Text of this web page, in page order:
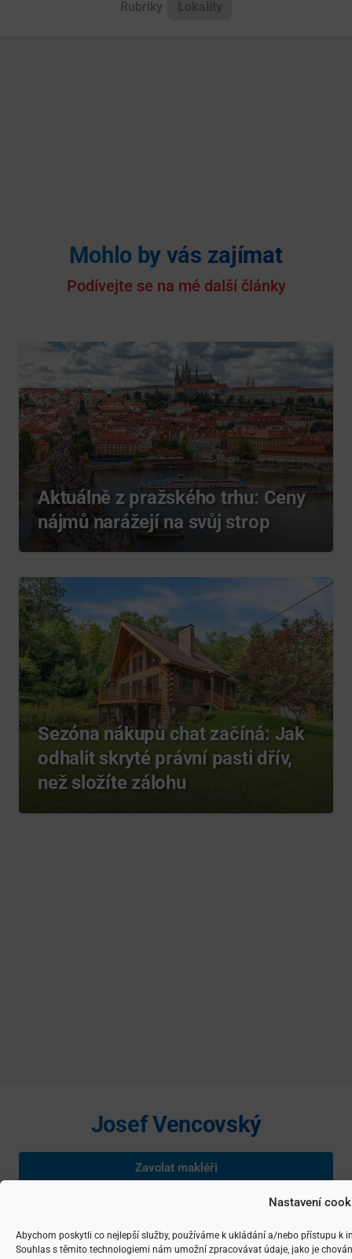
Nastavení
Abychom poskytli co nejlepší služby, používáme k ukládání a/nebo přístupu k
Souhlas s těmito technologiemi nám umožní zpracovávat údaje, jako je
Rubriky
Mohlo by vás zajímat
Podívejte se na mé další články
Aktuálně z pražského trhu: Ceny
nájmů narážejí na svůj strop
Sezóna nákupů chat začíná: Jak
odhalit skryté právní pasti dřív,
než složíte zálohu
Josef Vencovský
Zavolat makléři